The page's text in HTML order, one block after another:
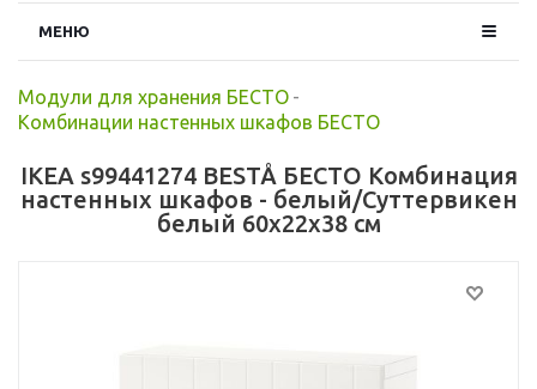
МЕНЮ
Модули для хранения БЕСТО -
Комбинации настенных шкафов БЕСТО
IKEA s99441274 BESTÅ БЕСТО Комбинация
настенных шкафов - белый/Суттервикен
белый 60x22x38 см